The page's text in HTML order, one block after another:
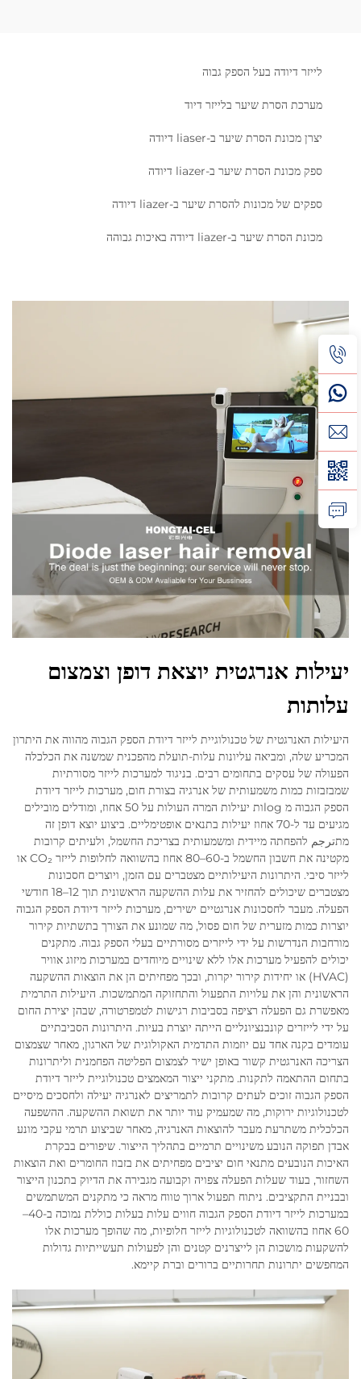
לייזר דיודה בעל הספק גבוה
מערכת הסרת שיער בלייזר דיוד
יצרן מכונת הסרת שיער ב-liaser דיודה
ספק מכונת הסרת שיער ב-liazer דיודה
ספקים של מכונות להסרת שיער ב-liazer דיודה
מכונת הסרת שיער ב-liazer דיודה באיכות גבוהה
יעילות אנרגטית יוצאת דופן וצמצום
עלותות
היעילות האנרגטית של טכנולוגיית לייזר דיודת הספק הגבוה מהווה את היתרון
המכריע שלה, ומביאה עליונות עלות-תועלת מהפכנית שמשנה את הכלכלה
הפעולה של עסקים בתחומים רבים. בניגוד למערכות לייזר מסורתיות
שמבזבזות כמות משמעותית של אנרגיה בצורת חום, מערכות לייזר דיודת
הספק הגבוה מ logות יעילות המרה העולות על 50 אחוז, ומודלים מובילים
מגיעים עד ל-70 אחוז יעילות בתנאים אופטימליים. ביצוע יוצא דופן זה
מתترجم להפחתה מיידית ומשמעותית בצריכת החשמל, ולעיתים קרובות
מקטינה את חשבון החשמל ב-60–80 אחוז בהשוואה לחלופות לייזר CO₂ או
לייזר סיבי. היתרונות היעילותיים מצטברים עם הזמן, ויוצרים חסכונות
מצטברים שיכולים להחזיר את עלות ההשקעה הראשונית תוך 12–18 חודשי
הפעלה. מעבר לחסכונות אנרגטיים ישירים, מערכות לייזר דיודת הספק הגבוה
יוצרות כמות מזערית של חום פסול, מה שמונע את הצורך בתשתיות קירור
מורחבות הנדרשות על ידי לייזרים מסורתיים בעלי הספק גבוה. מתקנים
יכולים להפעיל מערכות אלו ללא שינויים מיוחדים במערכות מיזוג אוויר
(HVAC) או יחידות קירור יקרות, ובכך מפחיתים הן את הוצאות ההשקעה
הראשונית והן את עלויות התפעול והתחזוקה המתמשכות. היעילות התרמית
מאפשרת גם הפעלה רציפה בסביבות רגישות לטמפרטורה, שבהן יצירת החום
על ידי לייזרים קונבנציונליים הייתה יוצרת בעיות. היתרונות הסביבתיים
עומדים בקנה אחד עם יוזמות התדמית האקולוגית של הארגון, מאחר שצמצום
הצריכה האנרגטית קשור באופן ישיר לצמצום הפליטה הפחמנית וליתרונות
בתחום ההתאמה לתקנות. מתקני ייצור המאמצים טכנולוגיית לייזר דיודת
הספק הגבוה זוכים לעתים קרובות לתמריצים לאנרגיה יעילה ולחסכים מיסיים
לטכנולוגיות ירוקות, מה שמעמיק עוד יותר את תשואת ההשקעה. ההשפעה
הכלכלית משתרעת מעבר להוצאות האנרגיה, מאחר שביצוע תרמי עקבי מונע
אבדן תפוקה הנובע משינויים תרמיים בתהליך הייצור. שיפורים בבקרת
האיכות הנובעים מתנאי חום יציבים מפחיתים את בזבוז החומרים ואת הוצאות
השחזור, בעוד שעלות הפעלה צפויה וקבועה מגבירה את הדיוק בתכנון הייצור
ובבניית התקציבים. ניתוח תפעול ארוך טווח מראה כי מתקנים המשתמשים
במערכות לייזר דיודת הספק הגבוה חווים עלות בעלות כוללת נמוכה ב-40–
60 אחוז בהשוואה לטכנולוגיות לייזר חלופיות, מה שהופך מערכות אלו
להשקעות מושכות הן לייצרנים קטנים והן לפעולות תעשייתיות גדולות
המחפשים יתרונות תחרותיים ברורים וברת קיימא.